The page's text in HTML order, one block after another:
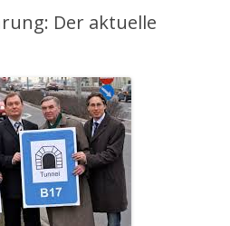
Der aktuelle